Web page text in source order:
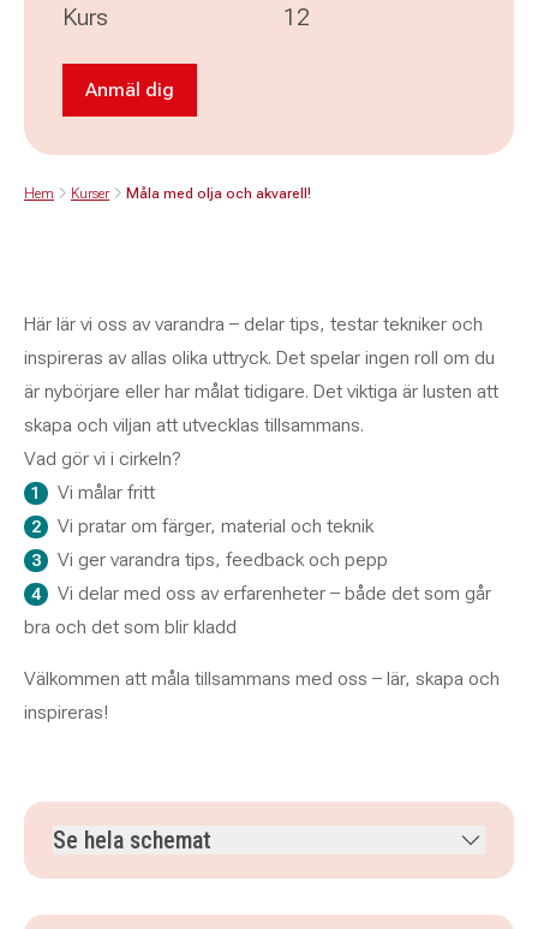
Kurs
12
Anmäl dig till Måla med olja och akvarell!
Anmäl dig
Hem Kurser Måla med olja och akvarell!
Här lär vi oss av varandra – delar tips, testar tekniker och
inspireras av allas olika uttryck. Det spelar ingen roll om du
är nybörjare eller har målat tidigare. Det viktiga är lusten att
skapa och viljan att utvecklas tillsammans.
Vad gör vi i cirkeln?
Vi målar fritt
Vi pratar om färger, material och teknik
Vi ger varandra tips, feedback och pepp
Vi delar med oss av erfarenheter – både det som går
bra och det som blir kladd
Välkommen att måla tillsammans med oss – lär, skapa och
inspireras!
Se hela schemat